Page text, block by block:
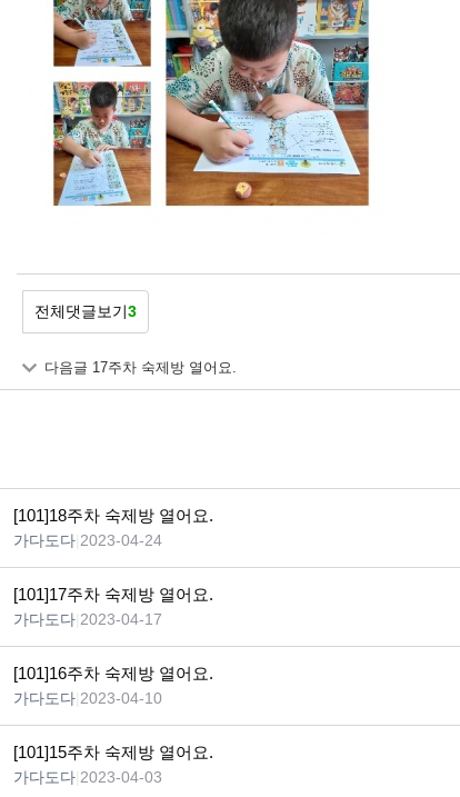
전체댓글보기3
다음글 17주차 숙제방 열어요.
[101]18주차 숙제방 열어요.
가다도다 2023-04-24
[101]17주차 숙제방 열어요.
가다도다 2023-04-17
[101]16주차 숙제방 열어요.
가다도다 2023-04-10
[101]15주차 숙제방 열어요.
가다도다 2023-04-03